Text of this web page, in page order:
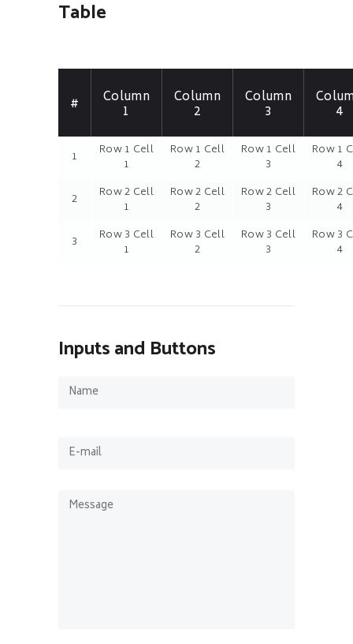
Table
# Column
1
Column
2
Column
3 4
1
Row 1 Cell
1
Row 1 Cell
2
Row 1 Cell
3
Row 1
4
2
Row 2 Cell
1
Row 2 Cell
2
Row 2 Cell
3
Row 2
4
3
Row 3 Cell
1
Row 3 Cell
2
Row 3 Cell
3
Row 3
4
Inputs and Buttons